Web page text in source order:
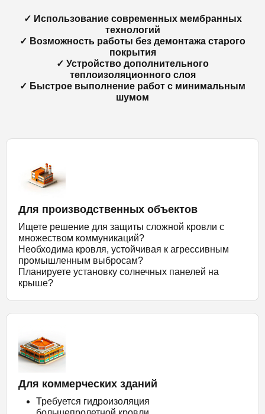
✓ Использование современных мембранных
технологий
✓ Возможность работы без демонтажа старого
покрытия
✓ Устройство дополнительного
теплоизоляционного слоя
✓ Быстрое выполнение работ с минимальным
шумом
Для производственных объектов
Ищете решение для защиты сложной кровли с
множеством коммуникаций?
Необходима кровля, устойчивая к агрессивным
промышленным выбросам?
Планируете установку солнечных панелей на
крыше?
Для коммерческих зданий
Требуется гидроизоляция